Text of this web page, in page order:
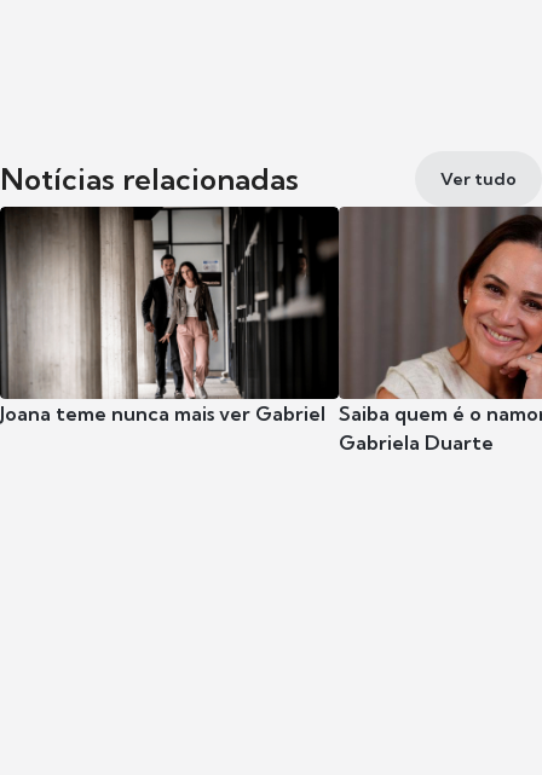
Notícias relacionadas Ver tudo
Joana teme nunca mais ver Gabriel Saiba quem é o
Gabriela Duarte